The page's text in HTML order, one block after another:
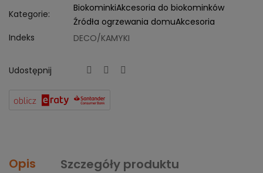
Kategorie:
BiokominkiAkcesoria do biokominków
Źródła ogrzewania domuAkcesoria
Indeks
DECO/KAMYKI
Udostępnij
Opis
Szczegóły produktu